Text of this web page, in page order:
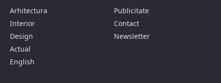
Arhitectura
Interior
Design
Actual
English
Publicitate
Contact
Newsletter